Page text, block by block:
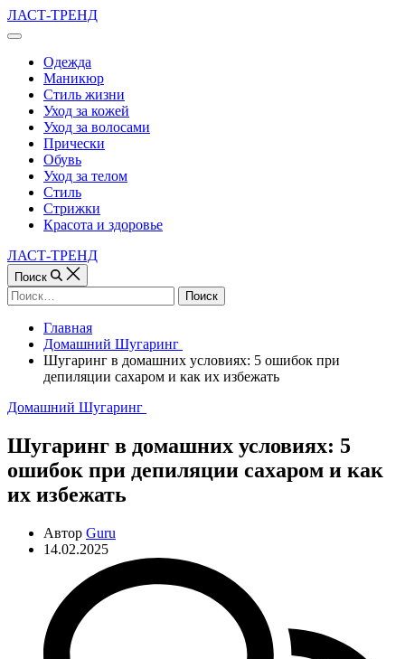
Перейти
к
ЛАСТ-ТРЕНД
Вне
холстаОдежда
Маникюр
Стиль жизни
Уход за кожей
Уход за волосами
Прически
Обувь
Уход за телом
Стиль
Стрижки
Красота и здоровье
ЛАСТ-ТРЕНД
Поиск
Найти:
Главная
Домашний Шугаринг
Шугаринг в домашних условиях: 5 ошибок при
депиляции сахаром и как их избежать
Рубрики
Домашний Шугаринг
Шугаринг в домашних условиях: 5
ошибок при депиляции сахаром и как
их избежать
Автор Guru
14.02.2025